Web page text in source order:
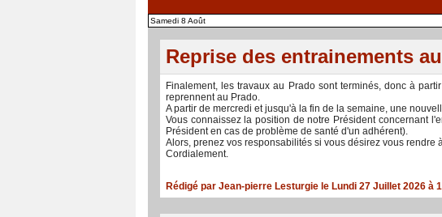
Samedi 8 Août
Reprise des entrainements
Finalement, les travaux au Prado sont terminés, donc à
reprennent au Prado.
A partir de mercredi et jusqu'à la fin de la semaine, une
Vous connaissez la position de notre Président concernant
Président en cas de problème de santé d'un adhérent).
Alors, prenez vos responsabilités si vous désirez vous rendre
Cordialement.
Rédigé par Jean-pierre Lesturgie le Lundi 27 Juillet 2026 à